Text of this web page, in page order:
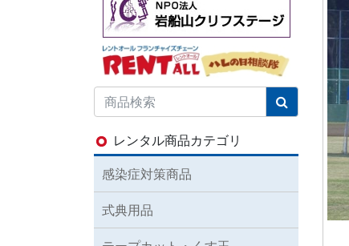
レンタル商品カテゴリ
感染症対策商品
式典用品